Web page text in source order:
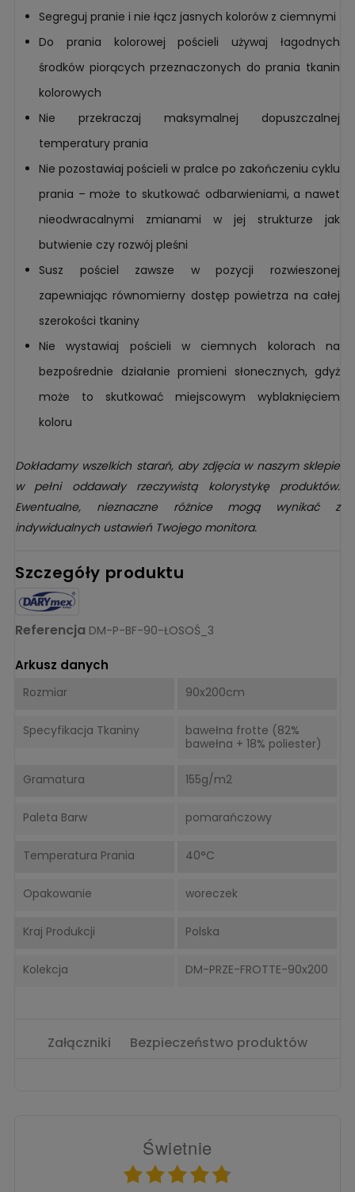
Segreguj pranie i nie łącz jasnych kolorów z ciemnymi
Do prania kolorowej pościeli używaj łagodnych
środków piorących przeznaczonych do prania tkanin
kolorowych
Nie przekraczaj maksymalnej dopuszczalnej
temperatury prania
Nie pozostawiaj pościeli w pralce po zakończeniu cyklu
prania – może to skutkować odbarwieniami, a nawet
nieodwracalnymi zmianami w jej strukturze jak
butwienie czy rozwój pleśni
Susz pościel zawsze w pozycji rozwieszonej
zapewniając równomierny dostęp powietrza na całej
szerokości tkaniny
Nie wystawiaj pościeli w ciemnych kolorach na
bezpośrednie działanie promieni słonecznych, gdyż
może to skutkować miejscowym wyblaknięciem
koloru
Dokładamy wszelkich starań, aby zdjęcia w naszym sklepie
w pełni oddawały rzeczywistą kolorystykę produktów.
Ewentualne, nieznaczne różnice mogą wynikać z
indywidualnych ustawień Twojego monitora.
Szczegóły produktu
Referencja DM-P-BF-90-ŁOSOŚ_3
Arkusz danych
Rozmiar 90x200cm
Specyfikacja Tkaniny
bawełna frotte (82%
bawełna + 18% poliester)
Gramatura 155g/m2
Paleta Barw pomarańczowy
Temperatura Prania 40°C
Opakowanie woreczek
Kraj Produkcji Polska
Kolekcja DM-PRZE-FROTTE-90x200
Załączniki Bezpieczeństwo produktów
Świetnie